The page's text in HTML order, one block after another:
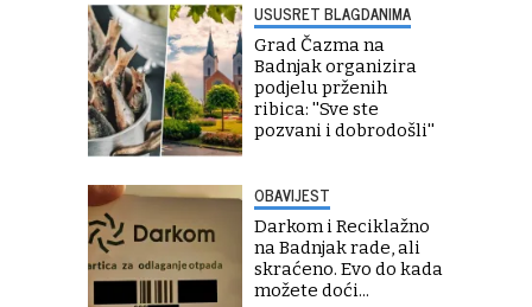
USUSRET BLAGDANIMA
Grad Čazma na
Badnjak organizira
podjelu prženih
ribica: ''Sve ste
pozvani i dobrodošli''
OBAVIJEST
Darkom i Reciklažno
na Badnjak rade, ali
skraćeno. Evo do kada
možete doći...